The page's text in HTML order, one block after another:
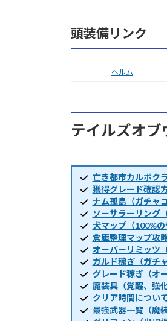
頭装備リンク
ヘルム
テイルズオブ
亡き都市カルボク
獲得グレード確認
ナム孤島（ガチャ
ソーサラーリング
犬マップ（100%
倉庫整理マップ攻
オーバーリミッツ
ガルド稼ぎ（ガチ
グレード稼ぎ（オ
魔装具（覚醒、強
クリア時間につい
最強武器一覧（魔